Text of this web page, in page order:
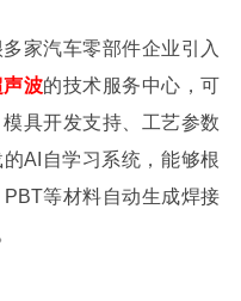
家汽车零部件企业引入
声波的技术服务中心，可
具开发支持、工艺参数
的AI 自学习系统，能够根
PBT等材料自动生成焊接